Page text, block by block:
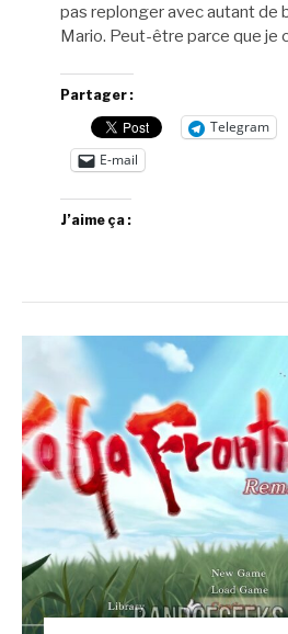
pas replonger avec autant de
Mario. Peut-être parce que je
Partager :
Telegram
E-mail
J’aime ça :